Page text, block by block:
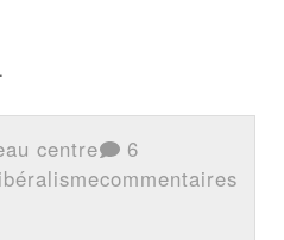
centre
6
commentaires